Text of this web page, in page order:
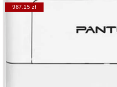
987.15 zł